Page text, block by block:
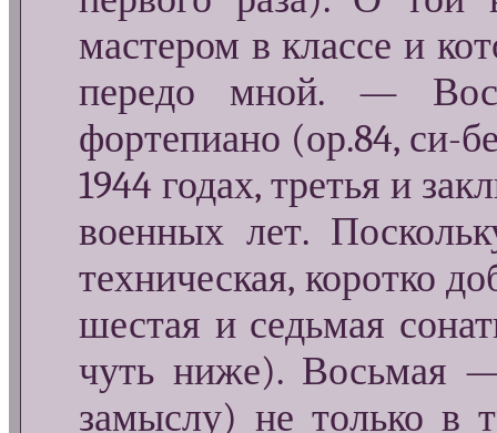
мастером в классе и
передо мной. —
фортепиано (ор.84, си-
1944 годах, третья и
военных лет.
техническая, коротко
шестая и седьмая
чуть ниже). Восьмая
замыслу) не только в